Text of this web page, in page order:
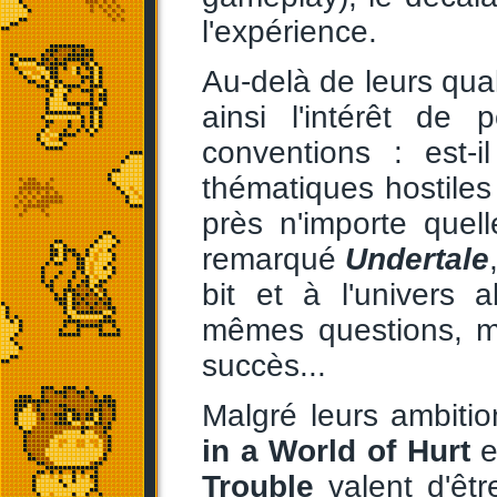
l'expérience.
Au-delà de leurs
ainsi l'intérêt de
conventions : est-
thématiques
près n'importe
remarqué Undertale
bit et à l'univers
mêmes questions,
succès...
Malgré leurs
in a World of Hurt
Trouble valent